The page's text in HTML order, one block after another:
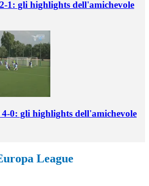
1: gli highlights dell'amichevole
0: gli highlights dell'amichevole
League